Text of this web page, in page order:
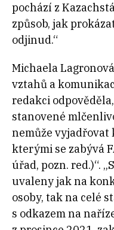
pochází z
způsob, jak
odjinud.“
Michaela
vztahů a
redakci
stanovené
nemůže
kterými se zabývá
úřad, pozn. red.)“.
uvaleny jak na
osoby, tak na celé
s odkazem na